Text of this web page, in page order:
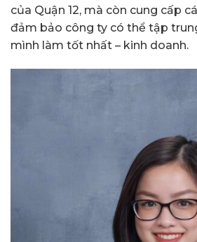
của Quận 12, mà còn cung cấp
đảm bảo công ty có thể tập
mình làm tốt nhất – kinh doanh.